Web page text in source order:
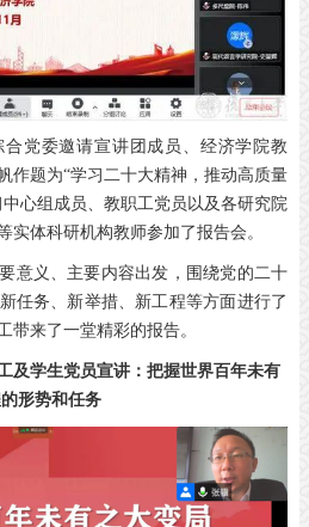
合党委邀请宣讲团成员、经济学院教
作题为“学习二十大精神，推动高质量
心组成员、教职工党员以及各研究院
实体科研机构教师参加了报告会。
意义、主要内容出发，围绕党的二十
任务、新举措、新工程等方面进行了
带来了一堂精彩的报告。
及学生党员宣讲：把握世界百年未有
形势和任务